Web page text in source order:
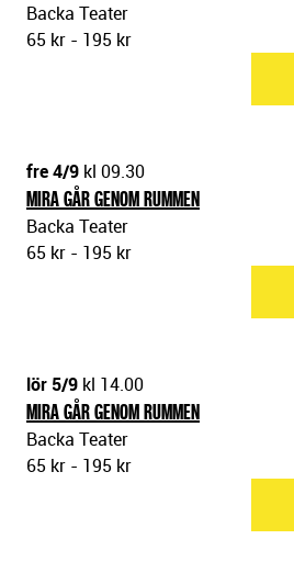
Backa Teater
65 kr - 195 kr
fre 4/9 kl 09.30
MIRA GÅR GENOM RUMMEN
Backa Teater
65 kr - 195 kr
lör 5/9 kl 14.00
MIRA GÅR GENOM RUMMEN
Backa Teater
65 kr - 195 kr